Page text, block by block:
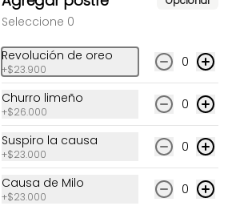
Sushi Spicy tuna
$30.800
Seleccione 0
Revolución de oreo
+$23.900 0
Churro limeño
+$26.000 0
Suspiro la causa
+$23.000 0
Causa de Milo
+$23.000 0